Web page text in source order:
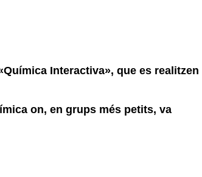
Interactiva», que es realitzen
on, en grups més petits, va